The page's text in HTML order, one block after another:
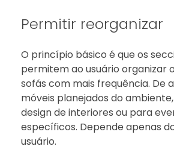
Permitir reorganizar
O princípio básico é que os
permitem ao usuário organizar
sofás com mais frequência. De
móveis planejados do
design de interiores ou para
específicos. Depende apenas
usuário.